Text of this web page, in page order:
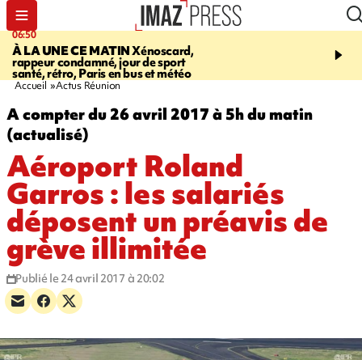
06:50
À LA UNE CE MATINXénoscard,
rappeur condamné, jour de sport
santé, rétro, Paris en bus et météo
08:53
JOUR
bouger,
Accueil Actus Réunion
A compter du 26 avril 2017 à 5h du matin
(actualisé)
Aéroport Roland
Garros : les salariés
déposent un préavis de
grève illimitée
Publié le 24 avril 2017 à 20:02